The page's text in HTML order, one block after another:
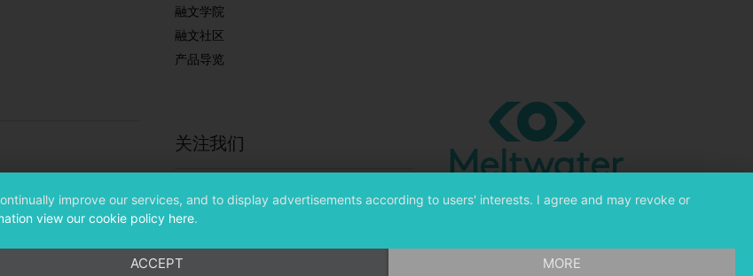
融文学院
融文社区
产品导览
关注我们
improve our services, and to display advertisements according to users' interests. I agree and may revoke or
view our cookie policy here.
ACCEPT MORE